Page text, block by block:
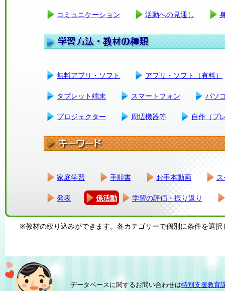
コミュニケーション 活動への見通し
無料アプリ・ソフト アプリ・ソフト（有料）
タブレット端末 スマートフォン パソ
プロジェクター 周辺機器等 自作（プ
家庭学習 手順書 お手本動画
発表 係活動 学習の評価・振り返り
※教材の絞り込みができます。各カテゴリーで個別に条件を選択
データベースに関するお問い合わせは特別支援教育